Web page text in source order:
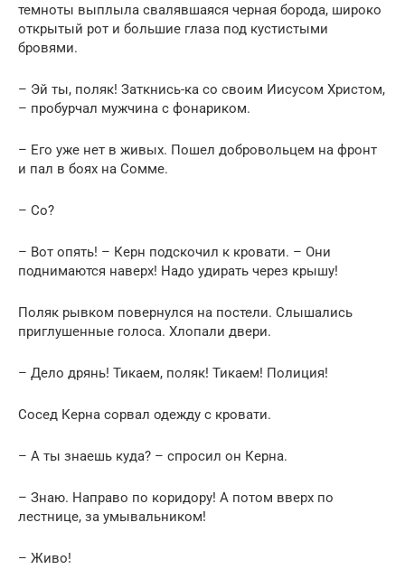
темноты выплыла свалявшаяся черная борода, широко
открытый рот и большие глаза под кустистыми
бровями.
– Эй ты, поляк! Заткнись-ка со своим Иисусом Христом,
– пробурчал мужчина с фонариком.
– Его уже нет в живых. Пошел добровольцем на фронт
и пал в боях на Сомме.
– Со?
– Вот опять! – Керн подскочил к кровати. – Они
поднимаются наверх! Надо удирать через крышу!
Поляк рывком повернулся на постели. Слышались
приглушенные голоса. Хлопали двери.
– Дело дрянь! Тикаем, поляк! Тикаем! Полиция!
Сосед Керна сорвал одежду с кровати.
– А ты знаешь куда? – спросил он Керна.
– Знаю. Направо по коридору! А потом вверх по
лестнице, за умывальником!
– Живо!